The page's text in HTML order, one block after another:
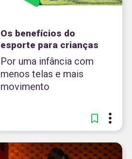
Os benefícios do
esporte para crianças
Por uma infância com
menos telas e mais
movimento